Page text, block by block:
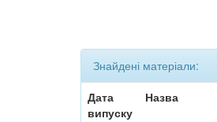
Знайдені матеріали:
Дата
випуску
Назва